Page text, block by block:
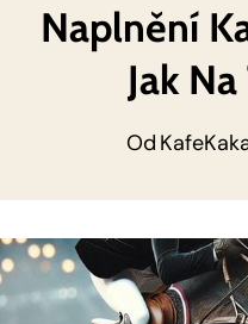
Naplnění
Jak
Od